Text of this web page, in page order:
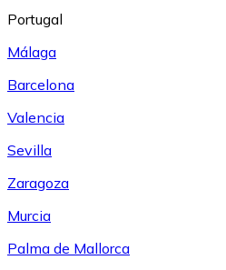
Portugal
Málaga
Barcelona
Valencia
Sevilla
Zaragoza
Murcia
Palma de Mallorca